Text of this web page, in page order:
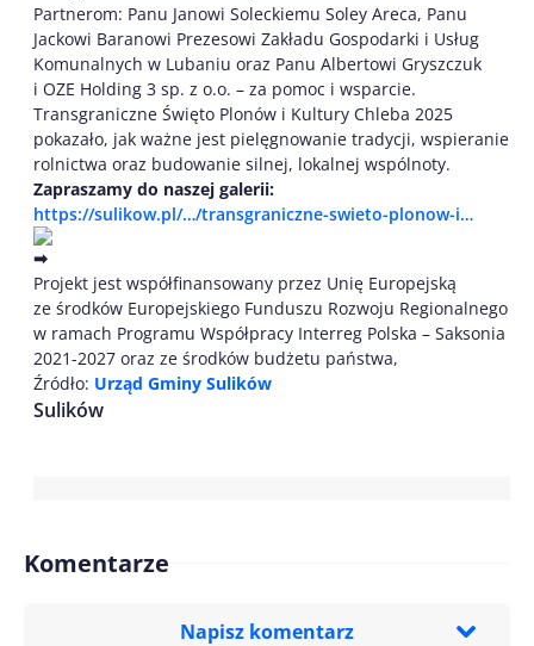
Partnerom: Panu Janowi Soleckiemu Soley Areca, Panu
Jackowi Baranowi Prezesowi Zakładu Gospodarki i Usług
Komunalnych w Lubaniu oraz Panu Albertowi Gryszczuk
i OZE Holding 3 sp. z o.o. – za pomoc i wsparcie.
Transgraniczne Święto Plonów i Kultury Chleba 2025
pokazało, jak ważne jest pielęgnowanie tradycji, wspieranie
rolnictwa oraz budowanie silnej, lokalnej wspólnoty.
Zapraszamy do naszej galerii:
https://sulikow.pl/…/transgraniczne-swieto-plonow-i…
Projekt jest współfinansowany przez Unię Europejską
ze środków Europejskiego Funduszu Rozwoju Regionalnego
w ramach Programu Współpracy Interreg Polska – Saksonia
2021-2027 oraz ze środków budżetu państwa,
Źródło: Urząd Gminy Sulików
Sulików
Komentarze
Napisz komentarz